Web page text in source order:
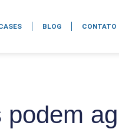
BLOG CONTATO